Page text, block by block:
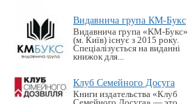
Видавнича група КМ-Букс
Видавнича група «KM-Букс»
(м. Київ) існує з 2015 року.
Спеціалізується на виданні
книжок для...
Клуб Семейного Досуга
Книги издательства «Клуб